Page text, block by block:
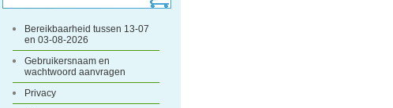
Bereikbaarheid tussen 13-07
en 03-08-2026
Gebruikersnaam en
wachtwoord aanvragen
Privacy